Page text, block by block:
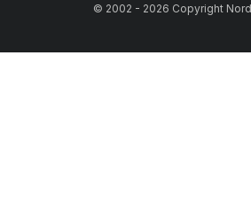
© 2002 - 2026 Copyright